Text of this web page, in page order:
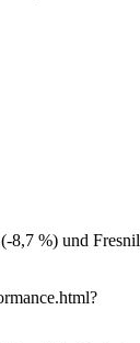
%) und